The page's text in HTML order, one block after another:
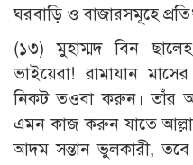
ঘরবাড়ি ও বাজারসমূহে
(১৩) মুহাম্মদ বিন
ভাইয়েরা! রামাযান
নিকট তওবা করুন। তাঁর
এমন কাজ করুন যাতে
আদম সন্তান ভুলকারী, তবে